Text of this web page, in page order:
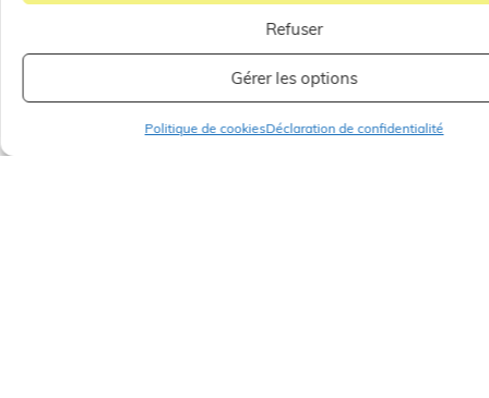
Refuser
Gérer les options
Politique de cookiesDéclaration de confidentialité